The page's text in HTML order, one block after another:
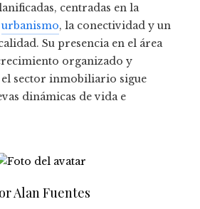
centradas en la
urbanismo, la conectividad y un
Su presencia en el área
organizado y
sector inmobiliario sigue
dinámicas de vida e
Alan Fuentes